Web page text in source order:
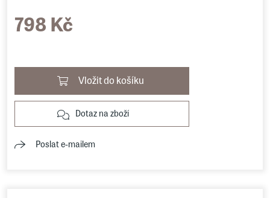
798 Kč
Vložit do košíku
Dotaz na zboží
Poslat e-mailem